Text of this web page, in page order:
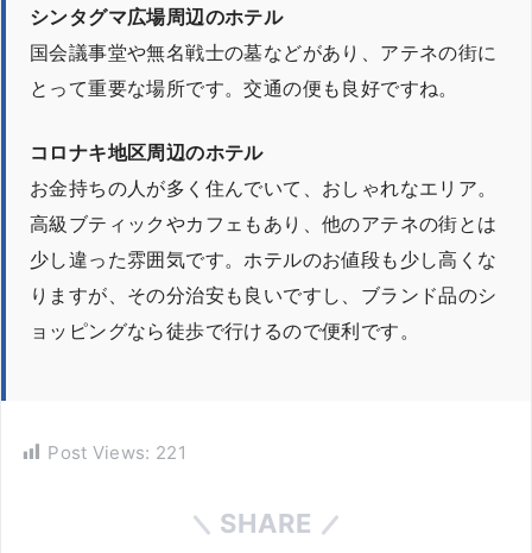
シンタグマ広場周辺のホテル
国会議事堂や無名戦士の墓などがあり、アテネの街に
とって重要な場所です。交通の便も良好ですね。
コロナキ地区周辺のホテル
お金持ちの人が多く住んでいて、おしゃれなエリア。
高級ブティックやカフェもあり、他のアテネの街とは
少し違った雰囲気です。ホテルのお値段も少し高くな
りますが、その分治安も良いですし、ブランド品のシ
ョッピングなら徒歩で行けるので便利です。
Post Views: 221
SHARE